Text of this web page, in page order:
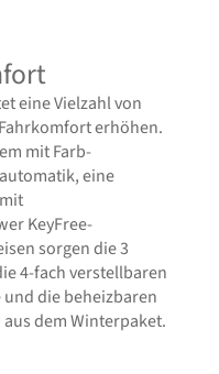
eine Vielzahl von
erhöhen.
mit Farb-
eine
KeyFree-
sorgen die 3
4-fach verstellbaren
die beheizbaren
dem Winterpaket.